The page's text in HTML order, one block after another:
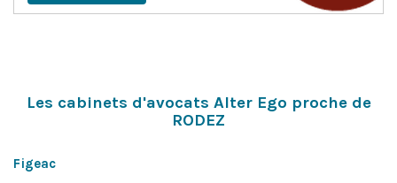
Les cabinets d'avocats Alter Ego proche de
RODEZ
Figeac